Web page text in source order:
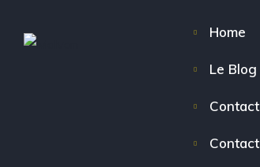
Home
Le Blog
Contact
Contact